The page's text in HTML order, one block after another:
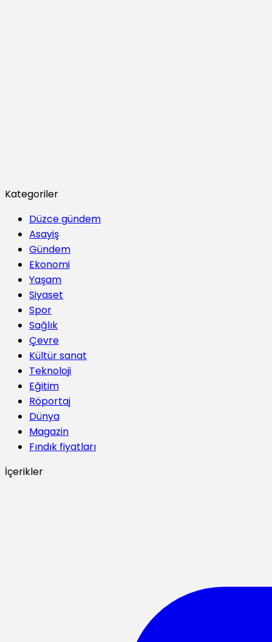
Kategoriler
Düzce gündem
Asayiş
Gündem
Ekonomi
Yaşam
Siyaset
Spor
Sağlık
Çevre
Kültür sanat
Teknoloji
Eğitim
Röportaj
Dünya
Magazin
Fındık fiyatları
İçerikler